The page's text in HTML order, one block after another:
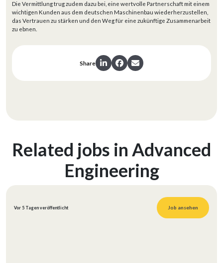
Die Vermittlung trug zudem dazu bei, eine wertvolle Partnerschaft mit einem
wichtigen Kunden aus dem deutschen Maschinenbau wiederherzustellen,
das Vertrauen zu stärken und den Weg für eine zukünftige Zusammenarbeit
zu ebnen.
Share
Related jobs in Advanced
Engineering
Vor 5 Tagen veröffentlicht Job ansehen